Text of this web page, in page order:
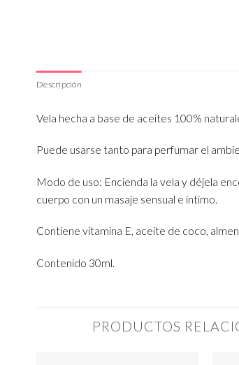
Descripción
Vela hecha a base de aceites 100%
Puede usarse tanto para perfumar el
Modo de uso: Encienda la vela y déjela
cuerpo con un masaje sensual e íntimo.
Contiene vitamina E, aceite de coco,
Contenido 30ml.
PRODUCTOS